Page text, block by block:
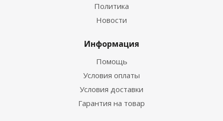
Политика
Новости
Информация
Помощь
Условия оплаты
Условия доставки
Гарантия на товар